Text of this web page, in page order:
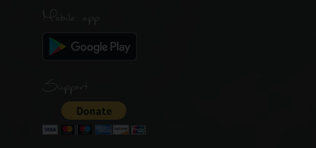
Mobile app
Support